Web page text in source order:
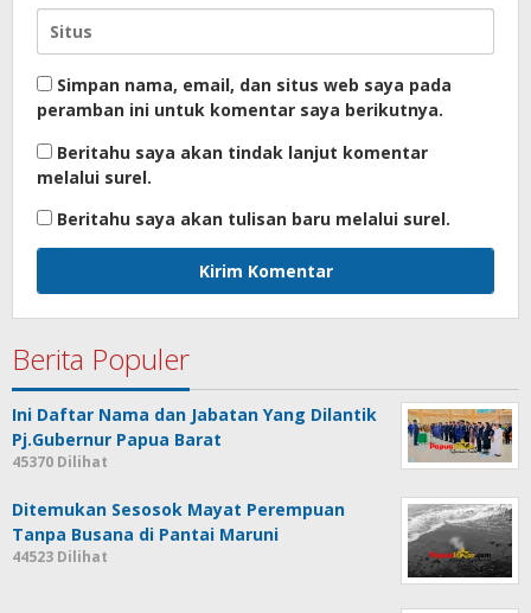
Simpan nama, email, dan situs web saya pada
peramban ini untuk komentar saya berikutnya.
Beritahu saya akan tindak lanjut komentar
melalui surel.
Beritahu saya akan tulisan baru melalui surel.
Berita Populer
Ini Daftar Nama dan Jabatan Yang Dilantik
Pj.Gubernur Papua Barat
45370 Dilihat
Ditemukan Sesosok Mayat Perempuan
Tanpa Busana di Pantai Maruni
44523 Dilihat